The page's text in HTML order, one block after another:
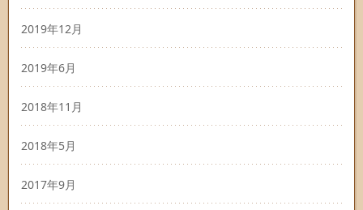
2019年12月
2019年6月
2018年11月
2018年5月
2017年9月